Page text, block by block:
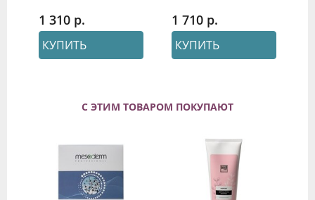
1 310
КУПИТЬ
1 710
КУПИТЬ
С ЭТИМ ТОВАРОМ ПОКУПАЮТ